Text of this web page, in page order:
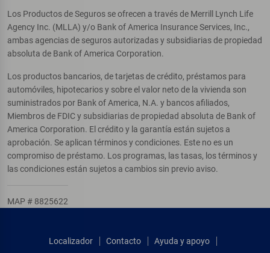
Los Productos de Seguros se ofrecen a través de Merrill Lynch Life
Agency Inc. (MLLA) y/o Bank of America Insurance Services, Inc.,
ambas agencias de seguros autorizadas y subsidiarias de propiedad
absoluta de Bank of America Corporation.
Los productos bancarios, de tarjetas de crédito, préstamos para
automóviles, hipotecarios y sobre el valor neto de la vivienda son
suministrados por Bank of America, N.A. y bancos afiliados,
Miembros de FDIC y subsidiarias de propiedad absoluta de Bank of
America Corporation. El crédito y la garantía están sujetos a
aprobación. Se aplican términos y condiciones. Este no es un
compromiso de préstamo. Los programas, las tasas, los términos y
las condiciones están sujetos a cambios sin previo aviso.
MAP # 8825622
Localizador Contacto
Ayuda y apoyo